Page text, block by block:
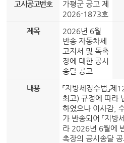
고시공고번호
가평군 공고 제
2026-1873호
제목
2026년 6월
반송 자동차세
고지서 및 독촉
장에 대한 공시
송달 공고
내용
「지방세징수법」
최고) 규정에 따라
하였으나 이사감,
가 반송되어 「지방
라 2026년 6월에
촉장의 공시송달